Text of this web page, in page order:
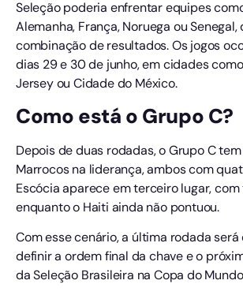
Seleção poderia enfrentar equipes
Alemanha, França, Noruega ou
combinação de resultados. Os jogos
dias 29 e 30 de junho, em cidades
Jersey ou Cidade do México.
Como está o Grupo C?
Depois de duas rodadas, o Grupo C
Marrocos na liderança, ambos com
Escócia aparece em terceiro lugar,
enquanto o Haiti ainda não pontuou.
Com esse cenário, a última rodada
definir a ordem final da chave e o
da Seleção Brasileira na Copa do